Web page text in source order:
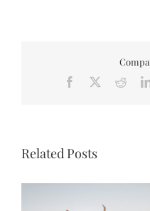
Facebook
Related Posts